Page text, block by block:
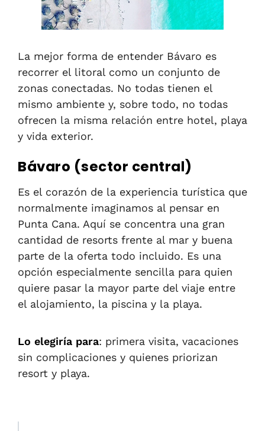
La mejor forma de entender Bávaro es
recorrer el litoral como un conjunto de
zonas conectadas. No todas tienen el
mismo ambiente y, sobre todo, no todas
ofrecen la misma relación entre hotel, playa
y vida exterior.
Bávaro (sector central)
Es el corazón de la experiencia turística que
normalmente imaginamos al pensar en
Punta Cana. Aquí se concentra una gran
cantidad de resorts frente al mar y buena
parte de la oferta todo incluido. Es una
opción especialmente sencilla para quien
quiere pasar la mayor parte del viaje entre
el alojamiento, la piscina y la playa.
Lo elegiría para: primera visita, vacaciones
sin complicaciones y quienes priorizan
resort y playa.